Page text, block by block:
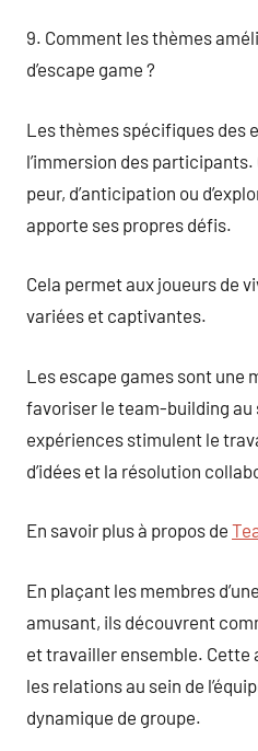
9. Comment les thèmes
d’escape game ?
Les thèmes spécifiques des
l’immersion des
peur, d’anticipation ou
apporte ses propres défis.
Cela permet aux joueurs de
variées et captivantes.
Les escape games sont une
favoriser le team-building au
expériences stimulent le
d’idées et la résolution
En savoir plus à propos de
En plaçant les membres
amusant, ils découvrent
et travailler ensemble.
les relations au sein de
dynamique de groupe.